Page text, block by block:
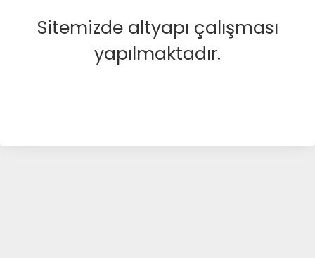
Sitemizde altyapı çalışması
yapılmaktadır.